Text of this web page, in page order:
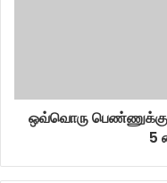
ஒவ்வொரு
5